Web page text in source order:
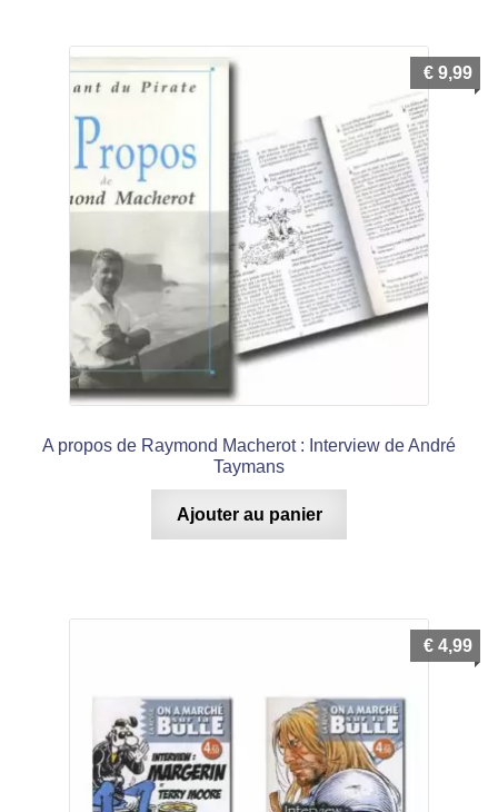
A propos de Raymond Macherot : Interview de André
Taymans
€ 9,99
Ajouter au panier
€ 4,99